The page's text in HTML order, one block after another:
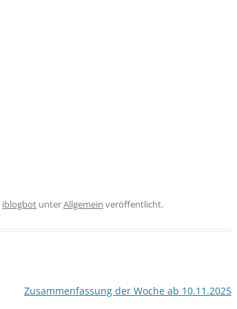
iblogbot unterAllgemein veröffentlicht.
Zusammenfassung der Woche ab 10.11.2025